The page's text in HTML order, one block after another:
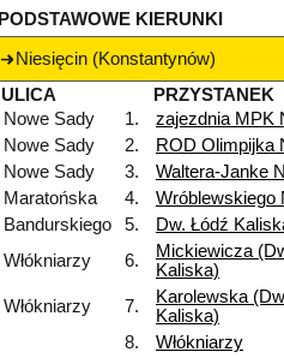
PODSTAWOWE KIERUNKI
Niesięcin (Konstantynów)
ULICA
PRZYSTANEK
Nowe Sady
1. zajezdnia MPK
Nowe Sady
2. ROD Olimpijka
Nowe Sady
3. Waltera-Janke
Maratońska
4. Wróblewskiego
Bandurskiego
5. Dw. Łódź
Włókniarzy
6.
Mickiewicza
Kaliska)
Włókniarzy 7.
Karolewska
Kaliska)
8. Włókniarzy